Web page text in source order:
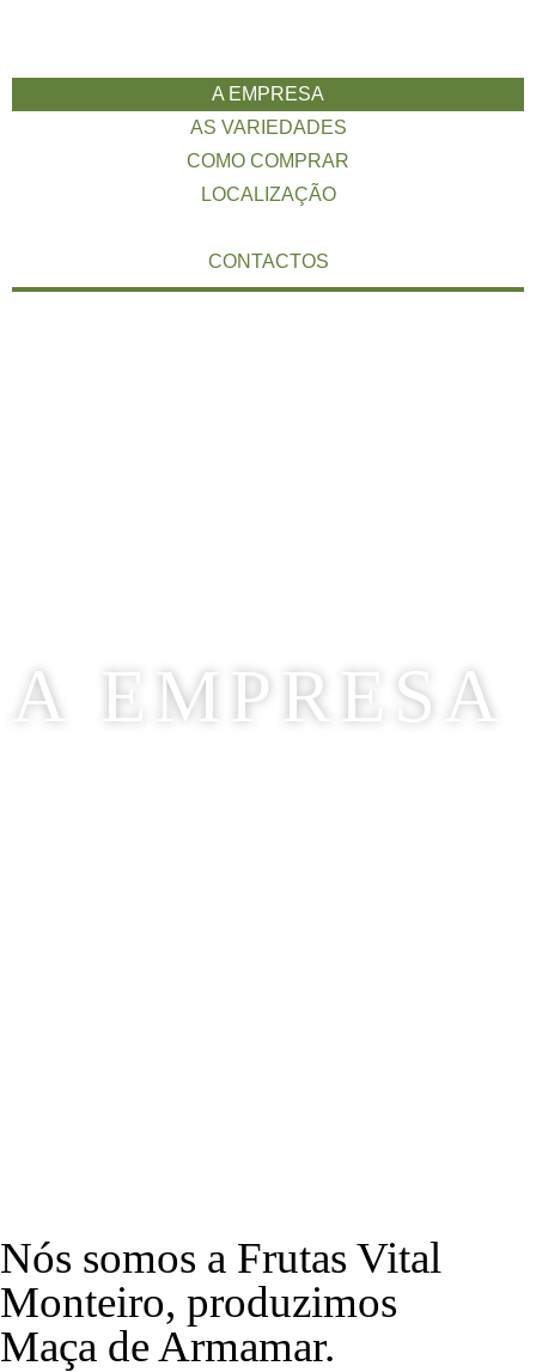
A EMPRESA
AS VARIEDADES
COMO COMPRAR
LOCALIZAÇÃO
CONTACTOS
A EMPRESA
Nós somos a Frutas Vital
Monteiro, produzimos
Maça de Armamar.